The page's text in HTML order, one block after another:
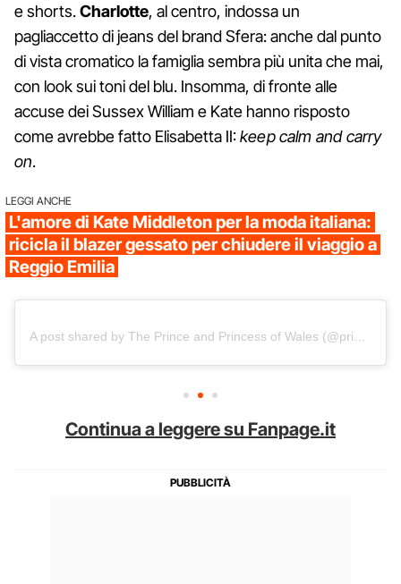
e shorts.Charlotte, al centro, indossa un
pagliaccetto di jeans del brand Sfera: anche dal punto
di vista cromatico la famiglia sembra più unita che mai,
con look sui toni del blu. Insomma, di fronte alle
accuse dei Sussex William e Kate hanno risposto
come avrebbe fatto Elisabetta II:keep calm and carry
on.
LEGGI ANCHE
L'amore di Kate Middleton per la moda italiana:
ricicla il blazer gessato per chiudere il viaggio a
Reggio Emilia
Continua a leggere su Fanpage.it